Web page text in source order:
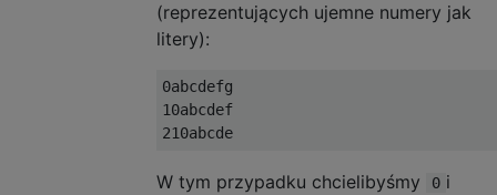
(reprezentujących ujemne numery jak
litery):
0abcdefg
10abcdef
W tym przypadku chcielibyśmy 0 i